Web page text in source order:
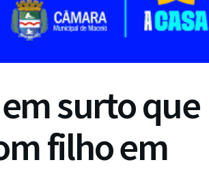
surto que
filho em